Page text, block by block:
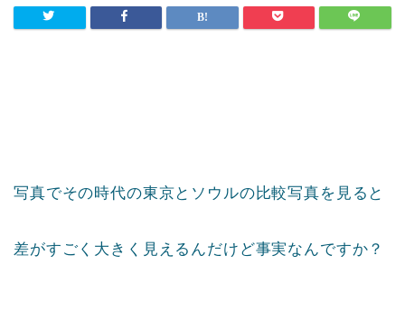
写真でその時代の東京とソウルの比較写真を見ると
差がすごく大きく見えるんだけど事実なんですか？